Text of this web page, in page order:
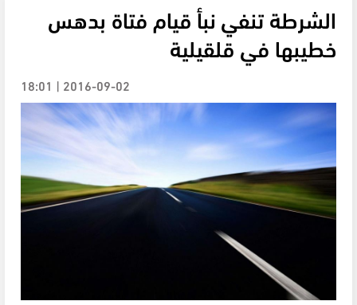
الشرطة تنفي نبأ قيام فتاة بدهس
خطيبها في قلقيلية
2016-09-02 | 18:01